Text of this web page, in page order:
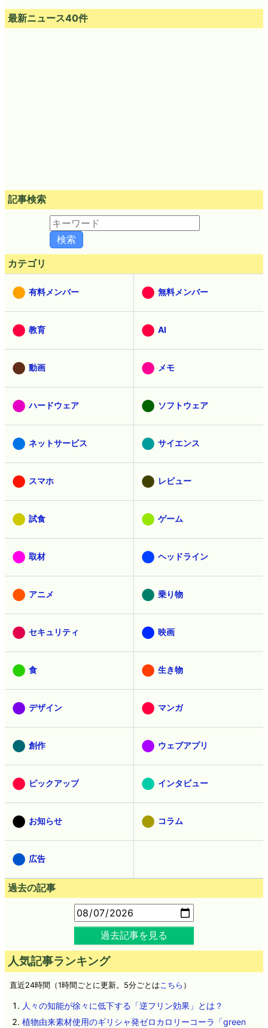
最新ニュース40件
記事検索
カテゴリ
有料メンバー 無料メンバー
教育 AI
動画 メモ
ハードウェア ソフトウェア
ネットサービス サイエンス
スマホ レビュー
試食 ゲーム
取材 ヘッドライン
アニメ 乗り物
セキュリティ 映画
食 生き物
デザイン マンガ
創作 ウェブアプリ
ピックアップ インタビュー
お知らせ コラム
広告
過去の記事
過去記事を見る
人気記事ランキング
直近24時間（1時間ごとに更新。5分ごとはこちら ）
人々の知能が徐々に低下する「逆フリン効果」とは？
植物由来素材使用のギリシャ発ゼロカロリーコーラ「green